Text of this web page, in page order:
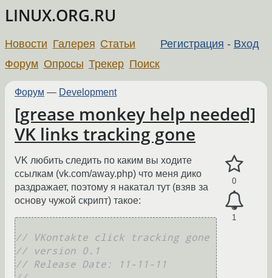
LINUX.ORG.RU
Регистрация - Вход
Новости Галерея Статьи
Форум Опросы Трекер Поиск
Форум — Development
[grease monkey help needed]
VK links tracking gone
0
1
VK любить следить по каким вы ходите
ссылкам (vk.com/away.php) что меня дико
раздражает, поэтому я накатал тут (взяв за
основу чужой скрипт) такое:
// VKontakte click tracking gone
// version 0.1
// Release Date: 11-11-11